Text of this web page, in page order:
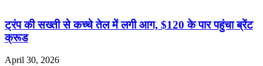
ट्रंप की सख्ती से कच्चे तेल में लगी आग, $120 के पार पहुंचा ब्रेंट
क्रूड
April 30, 2026